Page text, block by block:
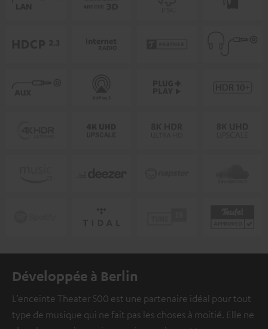
Développée à Berlin
L’enceinte Theater 500 est une partenaire idéal pour tout
type de musique qui ne fait pas les choses à moitié. Elle ne